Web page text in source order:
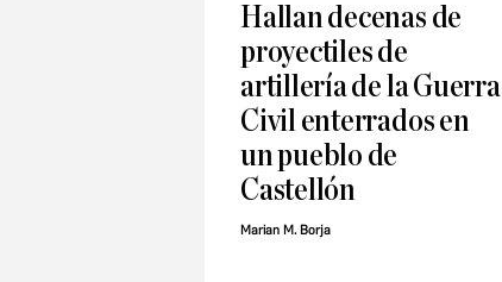
Hallan decenas de
proyectiles de
artillería de la Guerra
Civil enterrados en
un pueblo de
Castellón
Marian M. Borja